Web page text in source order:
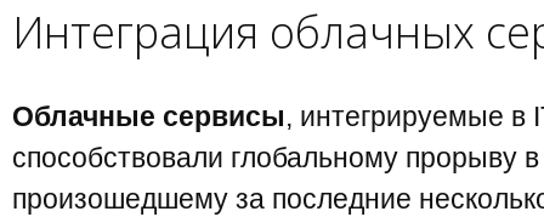
Интеграция облачных
Облачные сервисы, интегрируемые в
способствовали глобальному прорыву
произошедшему за последние